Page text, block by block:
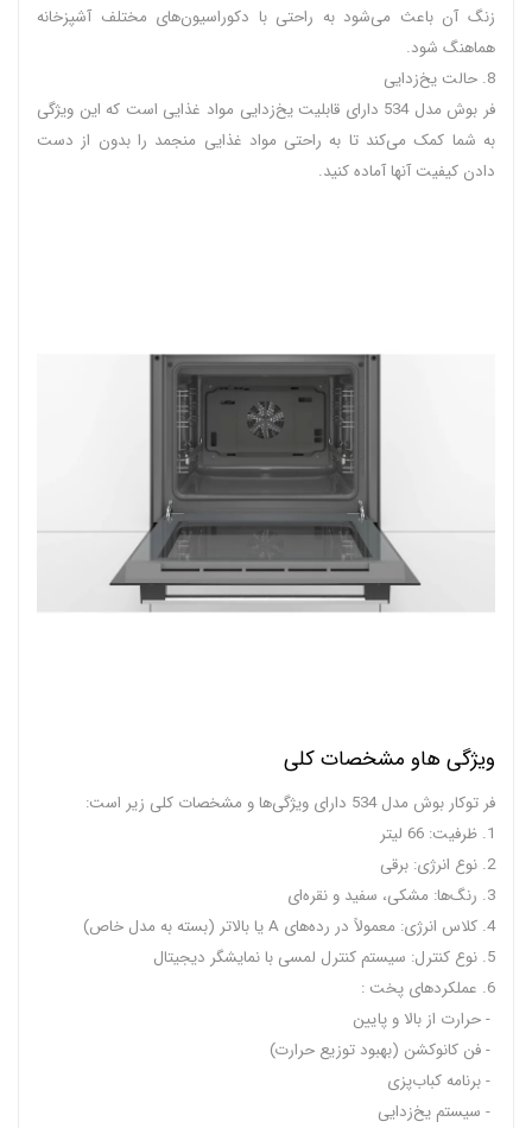
زنگ آن باعث می‌شود به راحتی با دکوراسیون‌های مختلف آشپزخانه
هماهنگ شود.
8. حالت یخ‌زدایی
فر بوش مدل 534 دارای قابلیت یخ‌زدایی مواد غذایی است که این ویژگی
به شما کمک می‌کند تا به راحتی مواد غذایی منجمد را بدون از دست
دادن کیفیت آنها آماده کنید.
ویژگی هاو مشخصات کلی
فر توکار بوش مدل 534 دارای ویژگی‌ها و مشخصات کلی زیر است:
1. ظرفیت: 66 لیتر
2. نوع انرژی: برقی
3. رنگ‌ها: مشکی، سفید و نقره‌ای
4. کلاس انرژی: معمولاً در رده‌های A یا بالاتر (بسته به مدل خاص)
5. نوع کنترل: سیستم کنترل لمسی با نمایشگر دیجیتال
6. عملکردهای پخت :
- حرارت از بالا و پایین
- فن کانوکشن (بهبود توزیع حرارت)
- برنامه کباب‌پزی
- سیستم یخ‌زدایی